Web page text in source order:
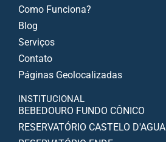
Como Funciona?
Blog
Serviços
Contato
Páginas Geolocalizadas
INSTITUCIONAL
BEBEDOURO FUNDO CÔNICO
RESERVATÓRIO CASTELO D'AGUA